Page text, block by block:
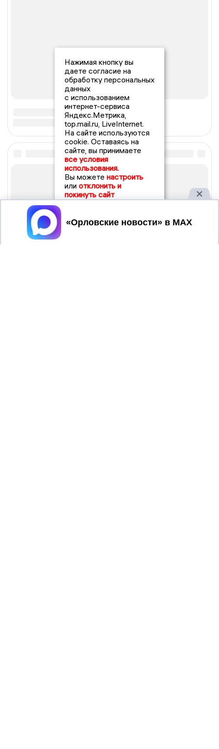
Нажимая кнопку вы
даете согласие на
обработку персональных
данных
с использованием
интернет-сервиса
Яндекс.Метрика,
top.mail.ru, LiveInternet.
На сайте используются
cookie. Оставаясь на
сайте, вы принимаете
все условия
использования.
Вы можете настроить
или отклонить и
покинуть сайт
Принять